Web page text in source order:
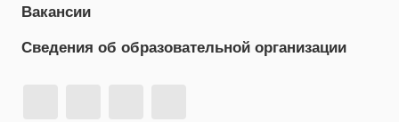
Вакансии
Сведения об образовательной организации